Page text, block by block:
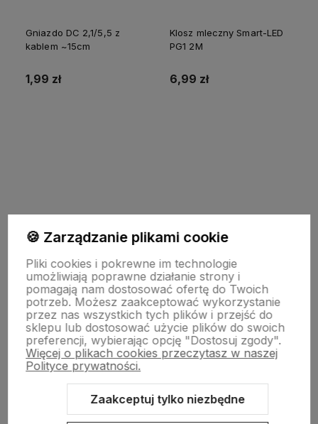
Gniazdo DC 2,1/5,5 z
kablem ~15cm
1,99 zł
Klosz mleczny Smart-LED
PG1 2M
6,99 zł
INFORMACJE
TECHNOLOGIA LED
DLA KUPUJĄCYCH
🍪 Zarządzanie plikami cookie
Pliki cookies i pokrewne im technologie
umożliwiają poprawne działanie strony i
pomagają nam dostosować ofertę do Twoich
potrzeb. Możesz zaakceptować wykorzystanie
przez nas wszystkich tych plików i przejść do
sklepu lub dostosować użycie plików do swoich
preferencji, wybierając opcję "Dostosuj zgody".
Więcej o plikach cookies przeczytasz w naszej
Polityce prywatności.
Zaakceptuj tylko niezbędne